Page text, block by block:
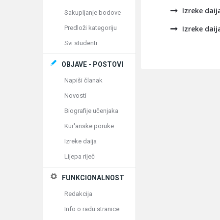
Izreke
Izreke
Sakupljanje bodove
Predloži kategoriju
Svi studenti
OBJAVE - POSTOVI
Napiši članak
Novosti
Biografije učenjaka
Kur'anske poruke
Izreke daija
Lijepa riječ
FUNKCIONALNOST
Redakcija
Info o radu stranice